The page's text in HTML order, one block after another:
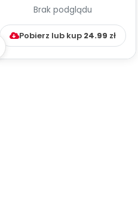
WYCHOWAWCZO –
DYDAKTYC...
Brak podglądu
Pobierz lub kup 24.99 zł